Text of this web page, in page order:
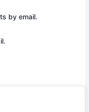
by email.